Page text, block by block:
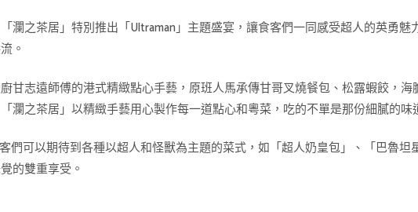
瀾之茶居」特別推出「Ultraman」主題盛宴，讓食客們一同感受超人的英勇
。
甘志遠師傅的港式精緻點心手藝，原班人馬承傳甘哥叉燒餐包、松露蝦餃，
瀾之茶居」以精緻手藝用心製作每一道點心和粵菜，吃的不單是那份細膩的味
們可以期待到各種以超人和怪獸為主題的菜式，如「超人奶皇包」、「巴魯
的雙重享受。